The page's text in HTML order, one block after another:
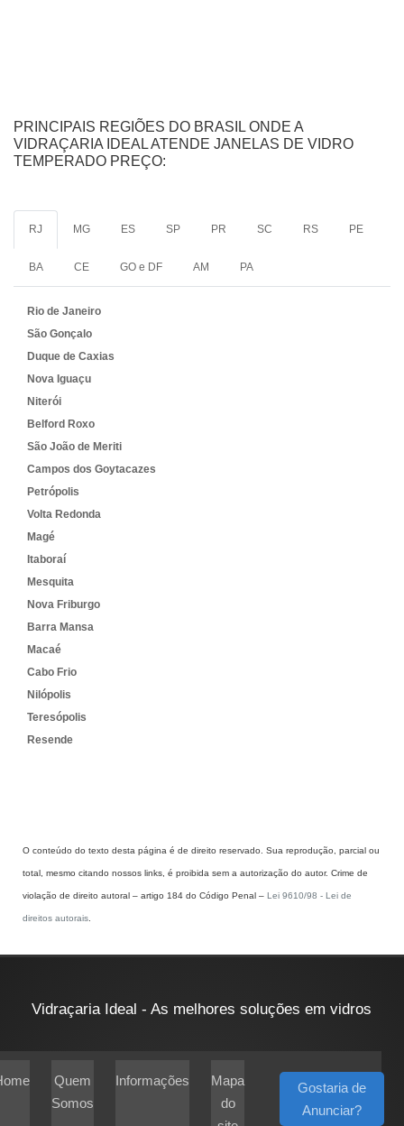
PRINCIPAIS REGIÕES DO BRASIL ONDE A
VIDRAÇARIA IDEAL ATENDE JANELAS DE VIDRO
TEMPERADO PREÇO:
RJ MG ES SP PR SC RS PE
BA CE GO e DF AM PA
Rio de Janeiro
São Gonçalo
Duque de Caxias
Nova Iguaçu
Niterói
Belford Roxo
São João de Meriti
Campos dos Goytacazes
Petrópolis
Volta Redonda
Magé
Itaboraí
Mesquita
Nova Friburgo
Barra Mansa
Macaé
Cabo Frio
Nilópolis
Teresópolis
Resende
O conteúdo do texto desta página é de direito reservado. Sua reprodução, parcial ou
total, mesmo citando nossos links, é proibida sem a autorização do autor. Crime de
violação de direito autoral – artigo 184 do Código Penal – Lei 9610/98 - Lei de
direitos autorais
Vidraçaria Ideal - As melhores soluções em vidros
Quem
Somos
Informações
Mapa
do
Gostaria de
Anunciar?